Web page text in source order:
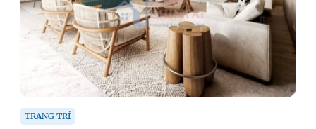
TRANG TRÍ